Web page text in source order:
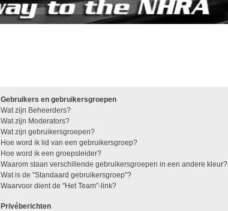
Gebruikers en gebruikersgroepen
Wat zijn Beheerders?
Wat zijn Moderators?
Wat zijn gebruikersgroepen?
Hoe word ik lid van een gebruikersgroep?
Hoe word ik een groepsleider?
Waarom staan verschillende gebruikersgroepen in een andere kleur?
Wat is de "Standaard gebruikersgroep"?
Waarvoor dient de "Het Team"-link?
Privéberichten